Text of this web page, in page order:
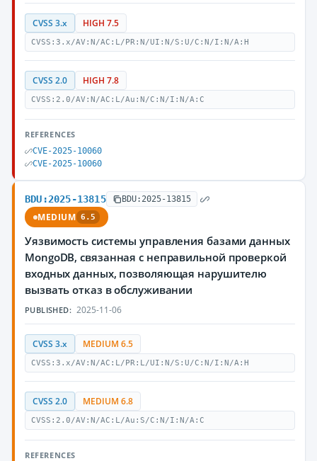
CVSS 3.x HIGH 7.5
CVSS:3.x/AV:N/AC:L/PR:N/UI:N/S:U/C:N/I:N/A:H
CVSS 2.0 HIGH 7.8
CVSS:2.0/AV:N/AC:L/Au:N/C:N/I:N/A:C
REFERENCES
CVE-2025-10060
CVE-2025-10060
BDU:2025-13815 BDU:2025-13815
MEDIUM 6.5
Уязвимость системы управления базами данных
MongoDB, связанная с неправильной проверкой
входных данных, позволяющая нарушителю
вызвать отказ в обслуживании
PUBLISHED: 2025-11-06
CVSS 3.x MEDIUM 6.5
CVSS:3.x/AV:N/AC:L/PR:L/UI:N/S:U/C:N/I:N/A:H
CVSS 2.0 MEDIUM 6.8
CVSS:2.0/AV:N/AC:L/Au:S/C:N/I:N/A:C
REFERENCES